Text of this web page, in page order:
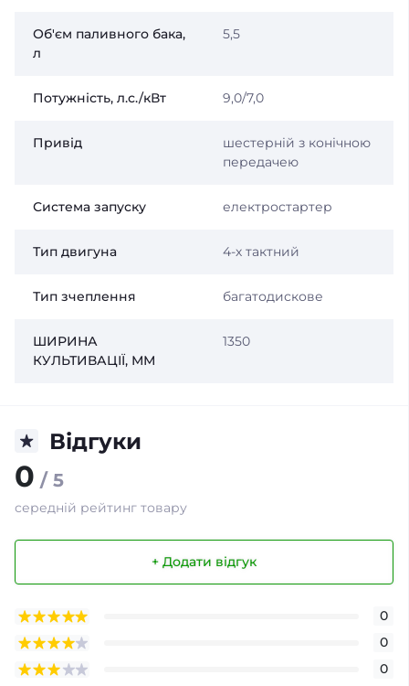
Об'єм паливного бака,
л
5,5
Потужність, л.с./кВт 9,0/7,0
Привід
шестерній з конічною
передачею
Система запуску електростартер
Тип двигуна 4-х тактний
Тип зчеплення багатодискове
ШИРИНА
КУЛЬТИВАЦІЇ, ММ
1350
Відгуки
0 / 5
середній рейтинг товару
+ Додати відгук
0
0
0